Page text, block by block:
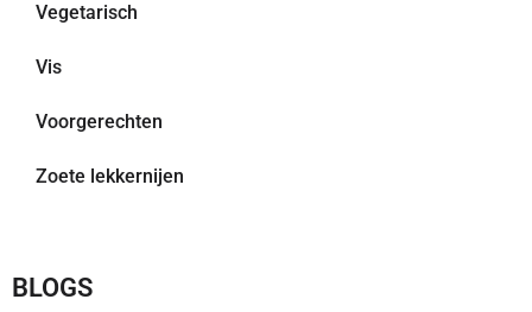
Vegetarisch
Vis
Voorgerechten
Zoete lekkernijen
BLOGS